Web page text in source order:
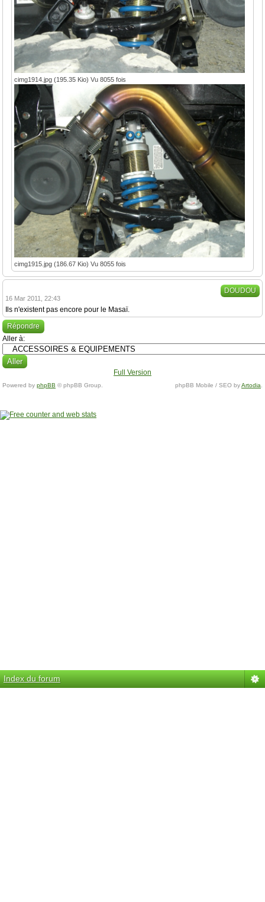
cimg1914.jpg (195.35 Kio) Vu 8055 fois
cimg1915.jpg (186.67 Kio) Vu 8055 fois
DOUDOU
16 Mar 2011, 22:43
Ils n'existent pas encore pour le Masaï.
Répondre
Aller à:
Full Version
Powered by phpBB © phpBB Group. phpBB Mobile / SEO byArtodia
Index du forum